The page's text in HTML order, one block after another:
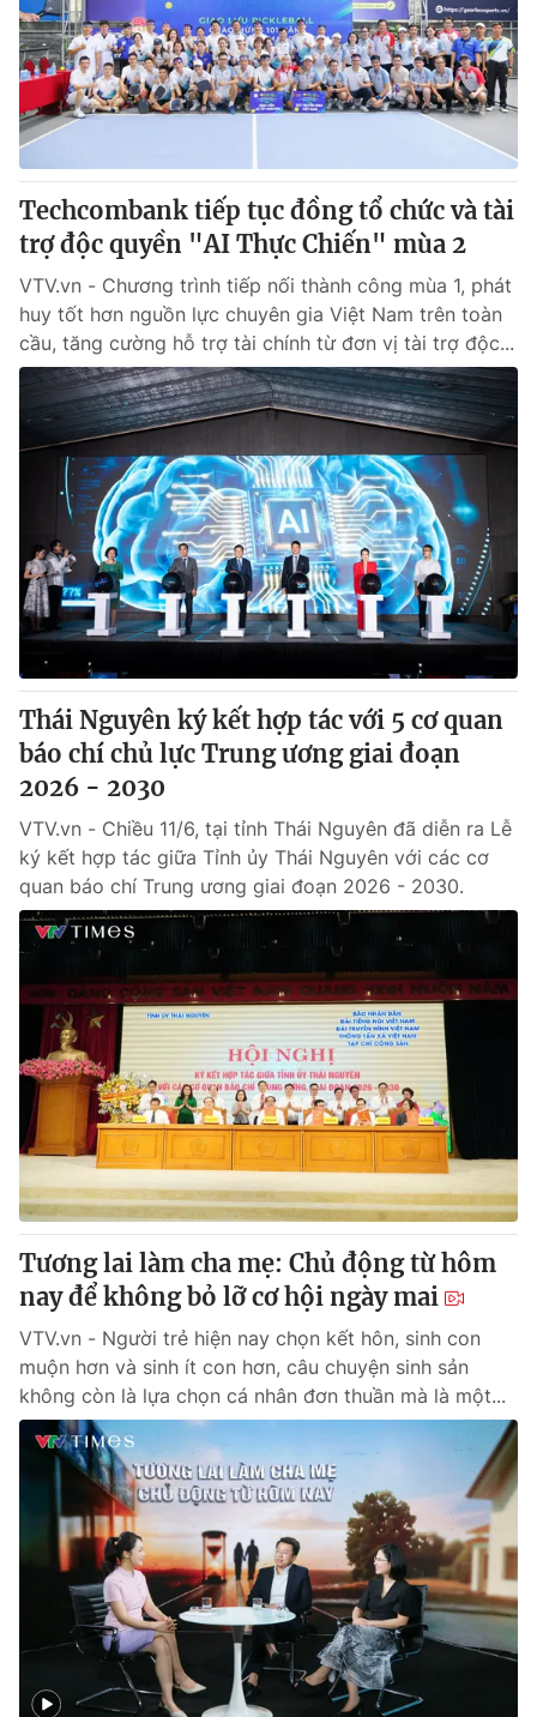
Cơ quan chủ quản:Đài Truyền hình Việt Nam
Cơ quan báo chí:Thời báo VTV
Giấy phép hoạt động báo in và báo điện tử số 483/GP-BTTTT
cấp ngày 29/12/2023
Tổng Biên tập:Vũ Thanh Thủy
Phó Tổng Biên tập:Nguyễn Thị Mỹ Hạnh, Phạm Quốc Thắng,
Nguyễn Trọng Ninh
024.38 355 931 - 024.38 355 932
Ðiện thoại Thời báo VTV:024.66 897 897
Email:toasoan@vtv.vn
Liên hệ quảng cáo:024-7300.7108
® Cấm sao chép dưới mọi hình thức nếu không có sự chấp
thuận bằng văn bản. Ghi rõ nguồn VTV.vn khi phát hành lại
thông tin từ website này.
Techcombank tiếp tục đồng tổ chức và tài
trợ độc quyền "AI Thực Chiến" mùa 2
VTV.vn - Chương trình tiếp nối thành công mùa 1, phát
huy tốt hơn nguồn lực chuyên gia Việt Nam trên toàn
cầu, tăng cường hỗ trợ tài chính từ đơn vị tài trợ độc...
Thái Nguyên ký kết hợp tác với 5 cơ quan
báo chí chủ lực Trung ương giai đoạn
2026 - 2030
VTV.vn - Chiều 11/6, tại tỉnh Thái Nguyên đã diễn ra Lễ
ký kết hợp tác giữa Tỉnh ủy Thái Nguyên với các cơ
quan báo chí Trung ương giai đoạn 2026 - 2030.
Tương lai làm cha mẹ: Chủ động từ hôm
nay để không bỏ lỡ cơ hội ngày mai
VTV.vn - Người trẻ hiện nay chọn kết hôn, sinh con
muộn hơn và sinh ít con hơn, câu chuyện sinh sản
không còn là lựa chọn cá nhân đơn thuần mà là một...